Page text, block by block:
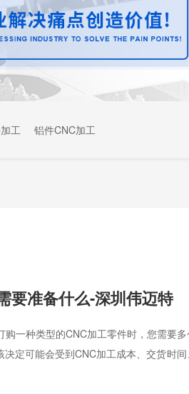
工 铝件CNC加工
要准备什么-深圳伟迈特
一种类型的CNC加工零件时，您需要
定可能会受到CNC加工成本、交货时